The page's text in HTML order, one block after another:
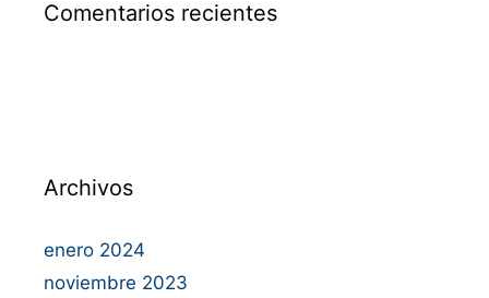
Comentarios recientes
Archivos
enero 2024
noviembre 2023